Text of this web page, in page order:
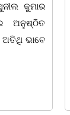
ଐତିହାସିକ
ପାଇଁ